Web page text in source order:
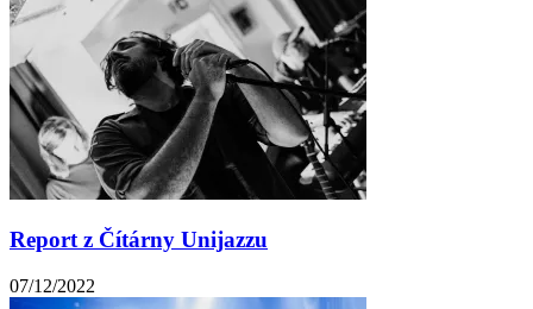
Report z Čítárny Unijazzu
07/12/2022